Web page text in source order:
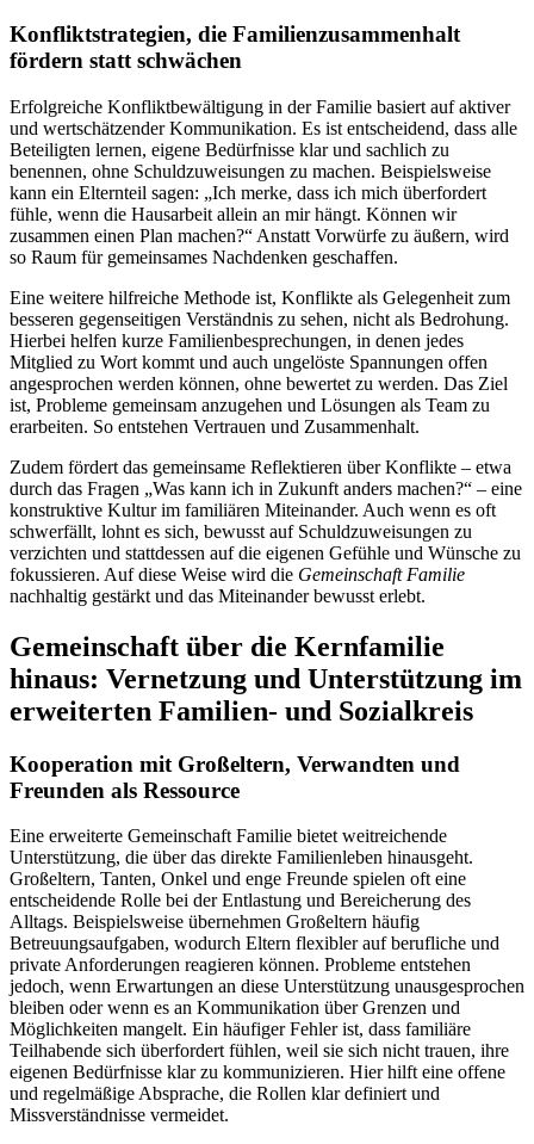
Konfliktstrategien, die Familienzusammenhalt
fördern statt schwächen
Erfolgreiche Konfliktbewältigung in der Familie basiert auf aktiver
und wertschätzender Kommunikation. Es ist entscheidend, dass alle
Beteiligten lernen, eigene Bedürfnisse klar und sachlich zu
benennen, ohne Schuldzuweisungen zu machen. Beispielsweise
kann ein Elternteil sagen: „Ich merke, dass ich mich überfordert
fühle, wenn die Hausarbeit allein an mir hängt. Können wir
zusammen einen Plan machen?“ Anstatt Vorwürfe zu äußern, wird
so Raum für gemeinsames Nachdenken geschaffen.
Eine weitere hilfreiche Methode ist, Konflikte als Gelegenheit zum
besseren gegenseitigen Verständnis zu sehen, nicht als Bedrohung.
Hierbei helfen kurze Familienbesprechungen, in denen jedes
Mitglied zu Wort kommt und auch ungelöste Spannungen offen
angesprochen werden können, ohne bewertet zu werden. Das Ziel
ist, Probleme gemeinsam anzugehen und Lösungen als Team zu
erarbeiten. So entstehen Vertrauen und Zusammenhalt.
Zudem fördert das gemeinsame Reflektieren über Konflikte – etwa
durch das Fragen „Was kann ich in Zukunft anders machen?“ – eine
konstruktive Kultur im familiären Miteinander. Auch wenn es oft
schwerfällt, lohnt es sich, bewusst auf Schuldzuweisungen zu
verzichten und stattdessen auf die eigenen Gefühle und Wünsche zu
fokussieren. Auf diese Weise wird die Gemeinschaft Familie
nachhaltig gestärkt und das Miteinander bewusst erlebt.
Gemeinschaft über die Kernfamilie
hinaus: Vernetzung und Unterstützung im
erweiterten Familien- und Sozialkreis
Kooperation mit Großeltern, Verwandten und
Freunden als Ressource
Eine erweiterte Gemeinschaft Familie bietet weitreichende
Unterstützung, die über das direkte Familienleben hinausgeht.
Großeltern, Tanten, Onkel und enge Freunde spielen oft eine
entscheidende Rolle bei der Entlastung und Bereicherung des
Alltags. Beispielsweise übernehmen Großeltern häufig
Betreuungsaufgaben, wodurch Eltern flexibler auf berufliche und
private Anforderungen reagieren können. Probleme entstehen
jedoch, wenn Erwartungen an diese Unterstützung unausgesprochen
bleiben oder wenn es an Kommunikation über Grenzen und
Möglichkeiten mangelt. Ein häufiger Fehler ist, dass familiäre
Teilhabende sich überfordert fühlen, weil sie sich nicht trauen, ihre
eigenen Bedürfnisse klar zu kommunizieren. Hier hilft eine offene
und regelmäßige Absprache, die Rollen klar definiert und
Missverständnisse vermeidet.